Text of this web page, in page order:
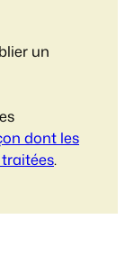
un
dont les
.